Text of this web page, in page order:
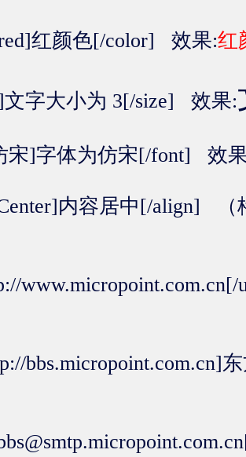
红颜色[/color] 效果:红
文字大小为 3[/size] 效果:
宋]字体为仿宋[/font] 效
内容居中[/align] （